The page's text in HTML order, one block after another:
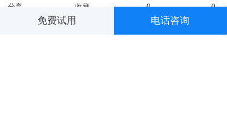
分享 收藏 0 0
电话咨询
免费试用